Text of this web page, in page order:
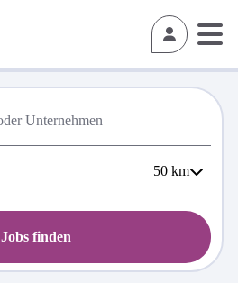
50 km
Jobs finden